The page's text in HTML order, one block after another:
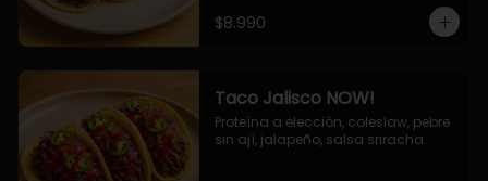
$8.990
Taco Jalisco NOW!
Proteína a elección, coleslaw, pebre
sin ají, jalapeño, salsa sriracha.